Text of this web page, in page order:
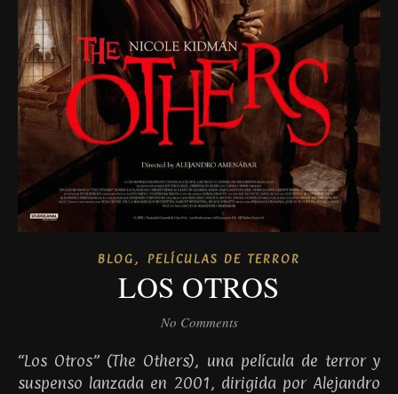
BLOG, PELÍCULAS DE TERROR
LOS OTROS
No Comments
“Los Otros” (The Others), una película de terror y
suspenso lanzada en 2001, dirigida por Alejandro